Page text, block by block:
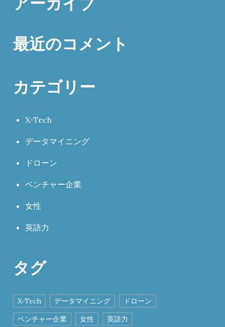
最近のコメント
カテゴリー
X-Tech
データマイニング
ドローン
ベンチャー企業
女性
英語力
タグ
X-Tech データマイニング
ドローン
ベンチャー企業
女性 英語力